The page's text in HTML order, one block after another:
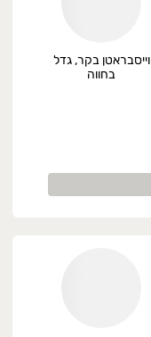
וייסבראטן בקר, גדל
בחווה